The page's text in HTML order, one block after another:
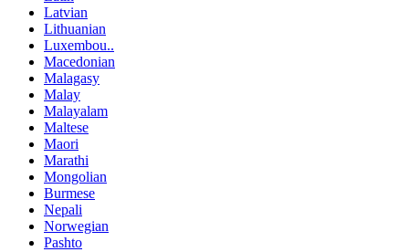
Latvian
Lithuanian
Luxembou..
Macedonian
Malagasy
Malay
Malayalam
Maltese
Maori
Marathi
Mongolian
Burmese
Nepali
Norwegian
Pashto